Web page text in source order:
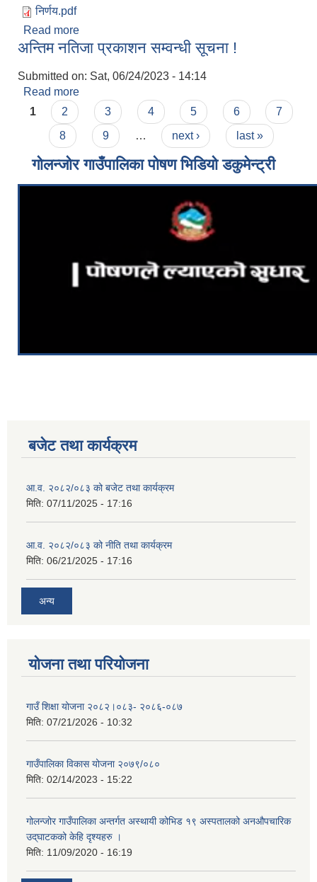
निर्णय.pdf
Read more
निर्णय
अन्तिम नतिजा प्रकाशन सम्वन्धी सूचना !
Submitted on: Sat, 06/24/2023 - 14:14
Read more
Pages
1 2 3 4 5 6
7
8
9 … next › last »
गोलन्जोर गाउँपालिका पोषण भिडियो डकुमेन्ट्री
बजेट तथा कार्यक्रम
आ.व. २०८२/०८३ को बजेट तथा कार्यक्रम
मिति: 07/11/2025 - 17:16
आ.व. २०८२/०८३ को नीति तथा कार्यक्रम
मिति: 06/21/2025 - 17:16
अन्य
योजना तथा परियोजना
गाउँ शिक्षा योजना २०८२।०८३- २०८६-०८७
मिति: 07/21/2026 - 10:32
गाउँपालिका विकास योजना २०७९/०८०
मिति: 02/14/2023 - 15:22
गोलन्जोर गाउँपालिका अन्तर्गत अस्थायी कोभिड १९ अस्पतालको अनऔपचारिक
उद्‌घाटकको केहि दृश्यहरु ।
मिति: 11/09/2020 - 16:19